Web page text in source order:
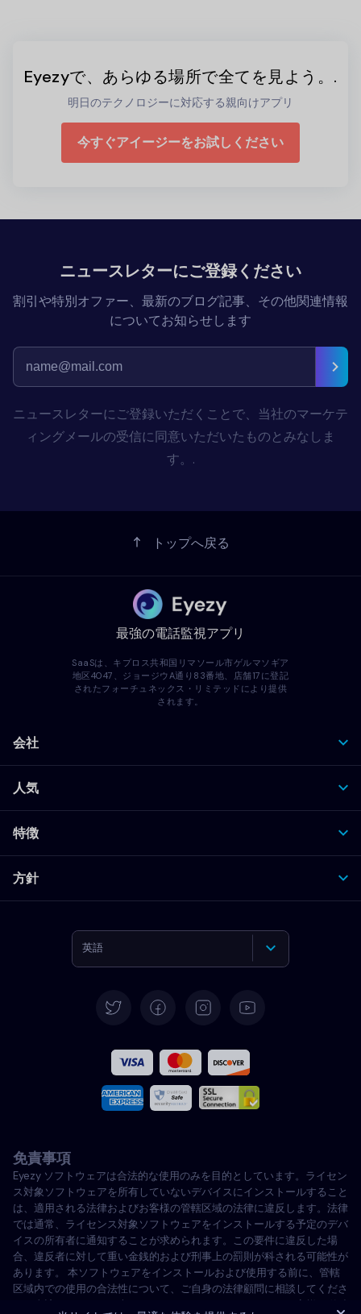
Eyezyで、あらゆる場所で全てを見よう。.
明日のテクノロジーに対応する親向けアプリ
今すぐアイージーをお試しください
ニュースレターにご登録ください
割引や特別オファー、最新のブログ記事、その他関連情報
についてお知らせします
ニュースレターにご登録いただくことで、当社のマーケテ
ィングメールの受信に同意いただいたものとみなしま
す。.
トップへ戻る
最強の電話監視アプリ
SaaSは、キプロス共和国リマソール市ゲルマソギア
地区4047、ジョージウA通り83番地、店舗17に登記
されたフォーチュネックス・リミテッドにより提供
されます。
会社
人気
特徴
方針
英語
フランス語
イタリア語
トルコ語
ポーランド語
免責事項
Eyezy ソフトウェアは合法的な使用のみを目的としています。ライセン
ス対象ソフトウェアを所有していないデバイスにインストールすること
は、適用される法律およびお客様の管轄区域の法律に違反します。法律
では通常、ライセンス対象ソフトウェアをインストールする予定のデバ
イスの所有者に通知することが求められます。この要件に違反した場
合、違反者に対して重い金銭的および刑事上の罰則が科される可能性が
あります。 本ソフトウェアをインストールおよび使用する前に、管轄
区域内での使用の合法性について、ご自身の法律顧問に相談してくださ
い。当該デバイスへの本ソフトウェアのインストールは、お客様の単独